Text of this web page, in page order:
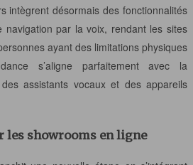
intègrent désormais des fonctionnalités
navigation par la voix, rendant les sites
ayant des limitations physiques
s’aligne parfaitement avec la
assistants vocaux et des appareils
les showrooms en ligne